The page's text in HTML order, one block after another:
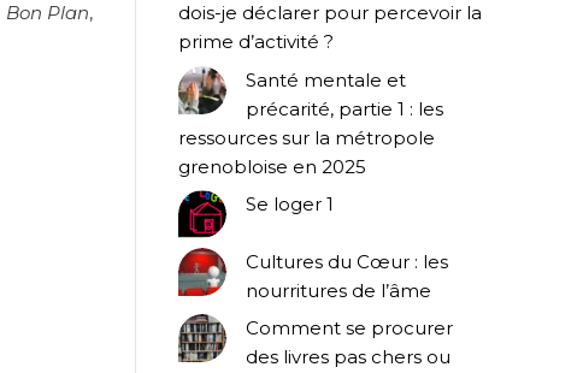
Bon Plan,
dois-je déclarer pour percevoir la
prime d’activité ?
Santé mentale et
précarité, partie 1 : les
ressources sur la métropole
grenobloise en 2025
Se loger 1
Cultures du Cœur : les
nourritures de l’âme
Comment se procurer
des livres pas chers ou